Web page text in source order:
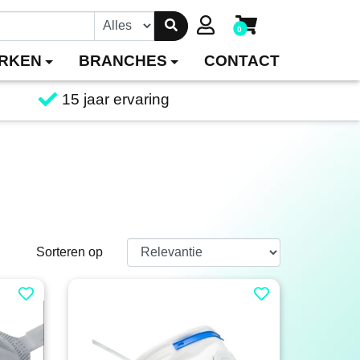
0
BRANCHES CONTACT
15 jaar ervaring
Sorteren op